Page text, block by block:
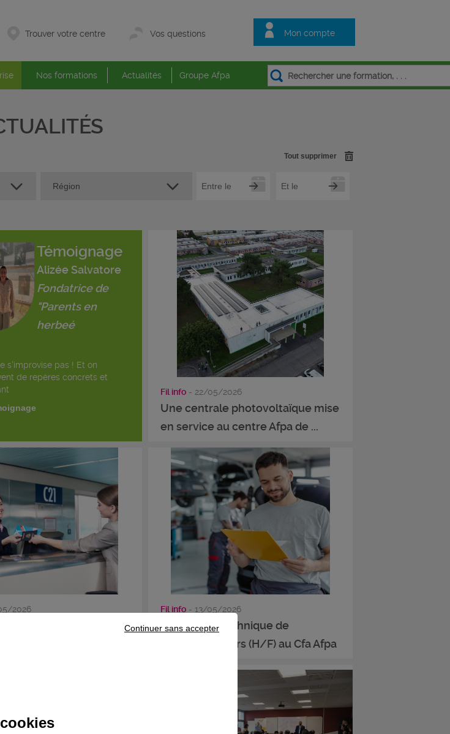
Mon compte
Trouver votre centre Vos questions
Nos formations Actualités Groupe Afpa
Tout supprimer
Témoignage
Alizée Salvatore
Fondatrice de
"Parents en
herbeé
s’improvise pas ! Et on
de repères concrets et
Fil info - 22/05/2026
Une centrale photovoltaïque mise
en service au centre Afpa de ...
2026 Fil info - 13/05/2026
Contrôleur technique de
véhicules légers (H/F) au Cfa Afpa
en maintenance
Continuer sans accepter